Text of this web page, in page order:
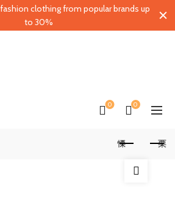
0 0
clothing from popular brands up
to 30%